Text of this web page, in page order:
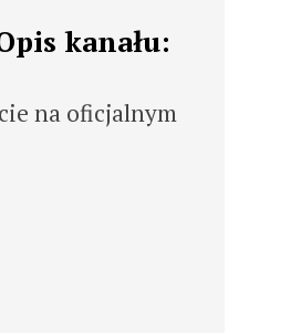
kanału:
na oficjalnym